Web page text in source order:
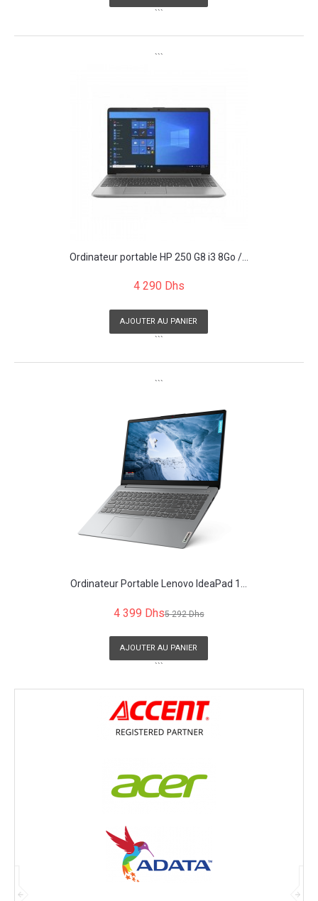
```
```
Ordinateur portable HP 250 G8 i3 8Go /...
4 290 Dhs
AJOUTER AU PANIER
```
```
Ordinateur Portable Lenovo IdeaPad 1...
4 399 Dhs5 292 Dhs
AJOUTER AU PANIER
```